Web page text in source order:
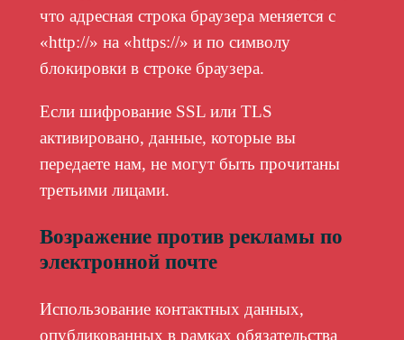
что адресная строка браузера меняется с
«http://» на «https://» и по символу
блокировки в строке браузера.
Если шифрование SSL или TLS
активировано, данные, которые вы
передаете нам, не могут быть прочитаны
третьими лицами.
Возражение против рекламы по
электронной почте
Использование контактных данных,
опубликованных в рамках обязательства